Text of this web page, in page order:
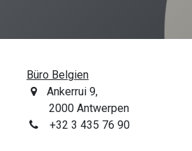
Büro Belgien
Ankerrui 9,
2000 Antwerpen
+32 3 435 76 90